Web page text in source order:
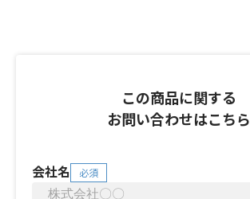
この商品に関する
お問い合わせはこちら
会社名 必須